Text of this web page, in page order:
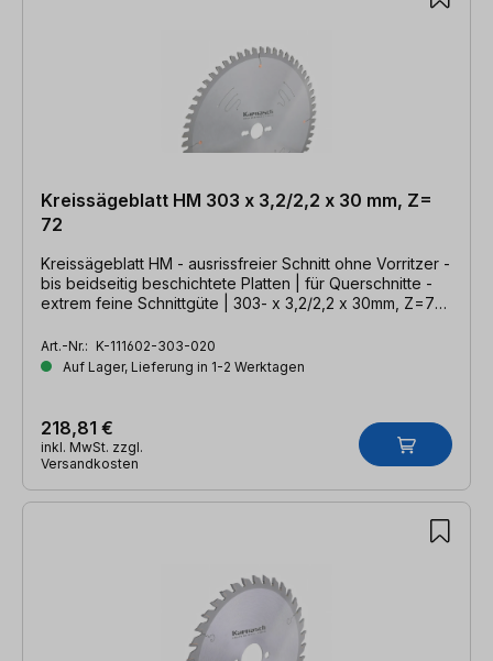
Kreissägeblatt HM 303 x 3,2/2,2 x 30 mm, Z=
72
Kreissägeblatt HM - ausrissfreier Schnitt ohne Vorritzer -
bis beidseitig beschichtete Platten | für Querschnitte -
extrem feine Schnittgüte | 303- x 3,2/2,2 x 30mm, Z=72
Art.-Nr.: K-111602-303-020
Auf Lager, Lieferung in 1-2 Werktagen
218,81 €
inkl. MwSt. zzgl.
Versandkosten